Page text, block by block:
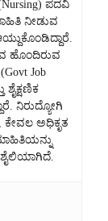
ಪದವಿ
ನೀಡುವ
ಹೊಂದಿರುವ
Job
ನಿರುದ್ಯೋಗಿ
ಅಧಿಕೃತ